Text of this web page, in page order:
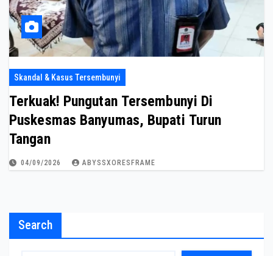
Skandal & Kasus Tersembunyi
Terkuak! Pungutan Tersembunyi Di
Puskesmas Banyumas, Bupati Turun
Tangan
04/09/2026 ABYSSXORESFRAME
Search